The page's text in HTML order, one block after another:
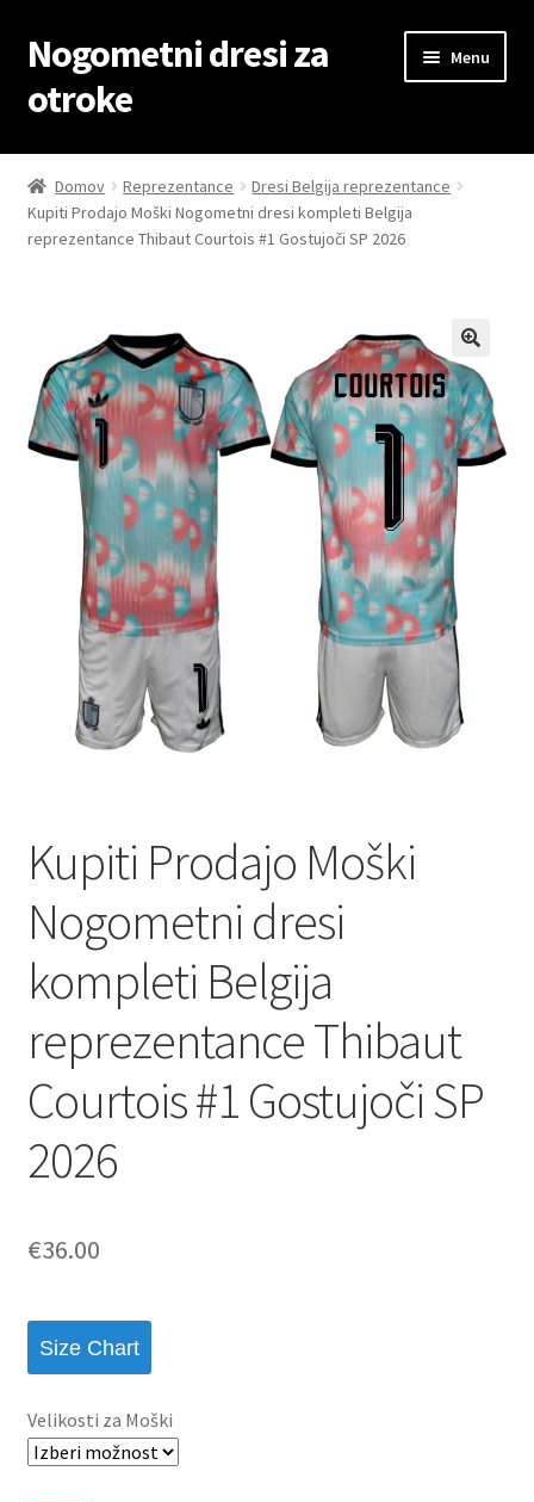
Skip
to
navigation
Skip
to
content
Nogometni dresi za
otroke
Menu
Domov
Blog
Košarica
Moj račun
Trgovina
Zaključek nakupa
Domov Reprezentance
Dresi Belgija reprezentance
Kupiti Prodajo Moški Nogometni dresi kompleti Belgija
reprezentance Thibaut Courtois #1 Gostujoči SP 2026
Kupiti Prodajo Moški
Nogometni dresi
kompleti Belgija
reprezentance Thibaut
Courtois #1 Gostujoči SP
2026
€36.00
Size Chart
Velikosti za Moški